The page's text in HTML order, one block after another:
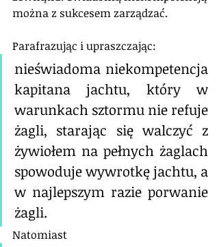
można z sukcesem zarządzać.
Parafrazując i upraszczając:
nieświadoma niekompetencja
kapitana jachtu, który w
warunkach sztormu nie refuje
żagli, starając się walczyć z
żywiołem na pełnych żaglach
spowoduje wywrotkę jachtu, a
w najlepszym razie porwanie
żagli.
Natomiast